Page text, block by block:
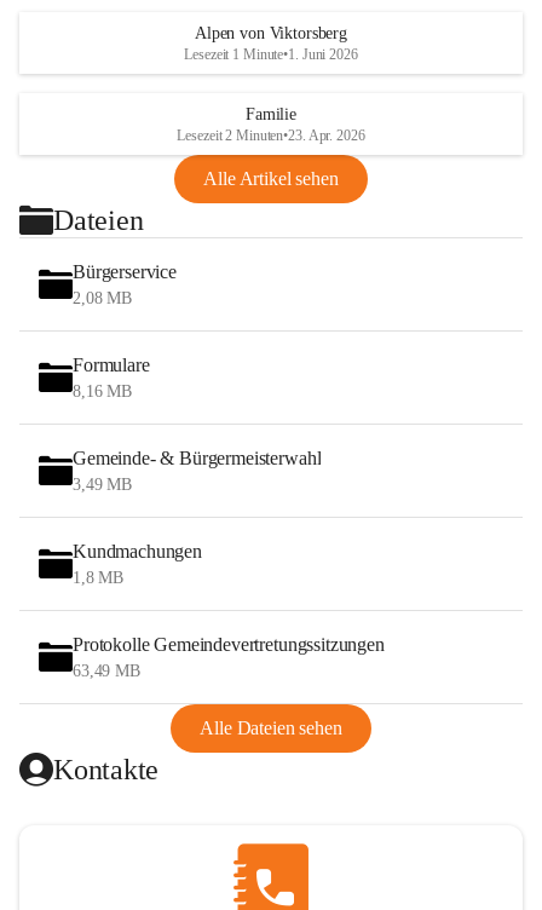
Alpen von Viktorsberg
Lesezeit 1 Minute•1. Juni 2026
Familie
Lesezeit 2 Minuten•23. Apr. 2026
Alle Artikel sehen
Dateien
Bürgerservice
2,08 MB
Formulare
8,16 MB
Gemeinde- & Bürgermeisterwahl
3,49 MB
Kundmachungen
1,8 MB
Protokolle Gemeindevertretungssitzungen
63,49 MB
Alle Dateien sehen
Kontakte